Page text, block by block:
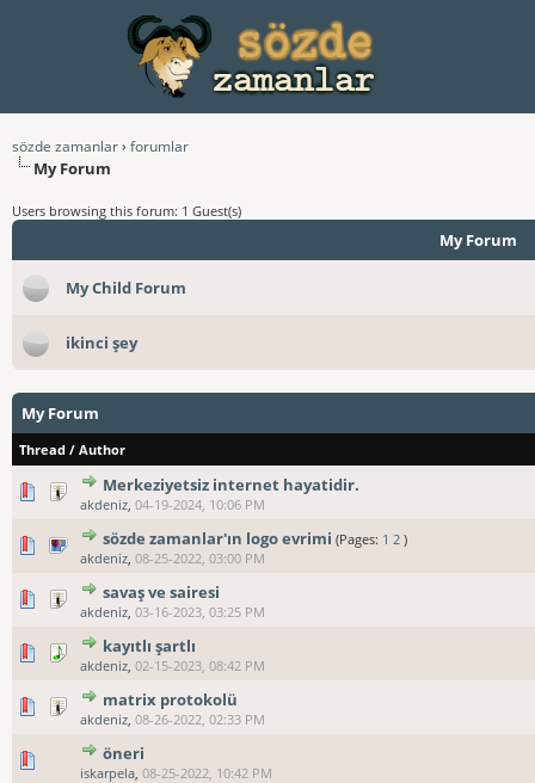
sözde zamanlar› forumlar
My Forum
Users browsing this forum: 1 Guest(s)
My Forum
My Child Forum
ikinci şey
My Forum
Thread / Author
Merkeziyetsiz internet hayatidir.
akdeniz, 04-19-2024, 10:06 PM
sözde zamanlar'ın logo evrimi (Pages: 1 2 )
akdeniz, 08-25-2022, 03:00 PM
savaş ve sairesi
akdeniz, 03-16-2023, 03:25 PM
kayıtlı şartlı
akdeniz, 02-15-2023, 08:42 PM
matrix protokolü
akdeniz, 08-26-2022, 02:33 PM
öneri
iskarpela, 08-25-2022, 10:42 PM